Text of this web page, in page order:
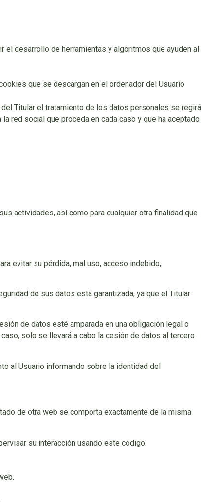
el desarrollo de herramientas y algoritmos que ayuden al
que se descargan en el ordenador del Usuario
Titular el tratamiento de los datos personales se regirá
red social que proceda en cada caso y que ha aceptado
actividades, así como para cualquier otra finalidad que
evitar su pérdida, mal uso, acceso indebido,
de sus datos está garantizada, ya que el Titular
de datos esté amparada en una obligación legal o
solo se llevará a cabo la cesión de datos al tercero
al Usuario informando sobre la identidad del
de otra web se comporta exactamente de la misma
su interacción usando este código.